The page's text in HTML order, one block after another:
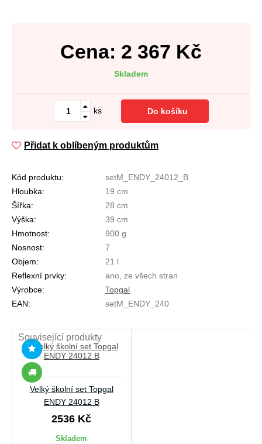
Cena: 2 367 Kč
Skladem
ks Do košíku
Přidat k oblíbeným produktům
Kód produktu:
setM_ENDY_24012_B
Hloubka:
19 cm
Šířka:
28 cm
Výška:
39 cm
Hmotnost:
900 g
Nosnost:
7
Objem:
21 l
Reflexní prvky:
ano, ze všech stran
Výrobce:
Topgal
EAN:
setM_ENDY_240
Související produkty
Velký školní set Topgal
ENDY 24012 B
2536 Kč
Skladem